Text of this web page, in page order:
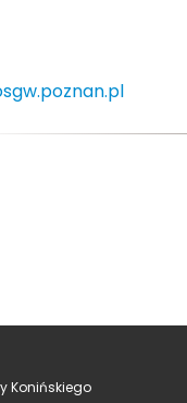
Konińskiego